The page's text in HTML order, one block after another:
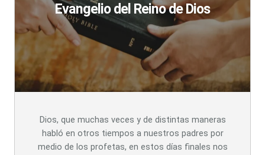
Evangelio del Reino de Dios
Dios, que muchas veces y de distintas maneras
habló en otros tiempos a nuestros padres por
medio de los profetas, en estos días finales nos